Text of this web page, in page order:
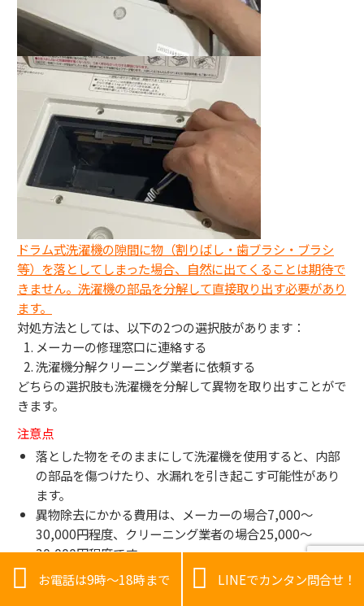
ドラム式洗濯機の隙間に物（割りばし・歯ブラシ・ブラシ
等）を落としてしまった場合、自然に出てくることは期待で
きません。洗濯機の部品を分解して直接取り出す必要があり
ます。
対処方法としては、以下の2つの選択肢があります：
メーカーの修理窓口に連絡する
洗濯機分解クリーニング業者に依頼する
どちらの選択肢も洗濯機を分解して異物を取り出すことがで
きます。
注意点
落とした物をそのままにして洗濯機を使用すると、内部
の部品を傷つけたり、水漏れを引き起こす可能性があり
ます。
異物除去にかかる費用は、メーカーの場合7,000〜
30,000円程度、クリーニング業者の場合25,000〜
30,000円程度です。
分解の難易度によっては追加料金がかかることがありま
 お電話は9時～18時まで  LINEでカンタン問合せ！